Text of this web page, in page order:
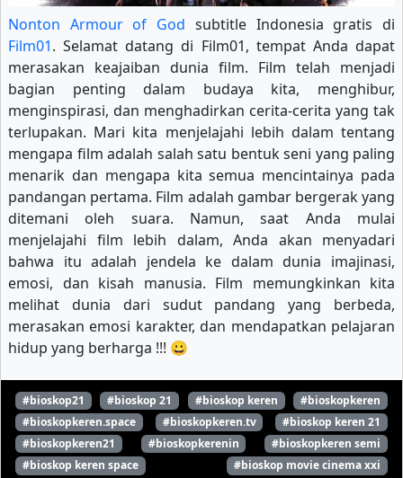
Nonton Armour of God subtitle Indonesia gratis di
Film01. Selamat datang di Film01, tempat Anda dapat
merasakan keajaiban dunia film. Film telah menjadi
bagian penting dalam budaya kita, menghibur,
menginspirasi, dan menghadirkan cerita-cerita yang tak
terlupakan. Mari kita menjelajahi lebih dalam tentang
mengapa film adalah salah satu bentuk seni yang paling
menarik dan mengapa kita semua mencintainya pada
pandangan pertama. Film adalah gambar bergerak yang
ditemani oleh suara. Namun, saat Anda mulai
menjelajahi film lebih dalam, Anda akan menyadari
bahwa itu adalah jendela ke dalam dunia imajinasi,
emosi, dan kisah manusia. Film memungkinkan kita
melihat dunia dari sudut pandang yang berbeda,
merasakan emosi karakter, dan mendapatkan pelajaran
hidup yang berharga !!! 😀
#bioskop21 #bioskop 21 #bioskop keren
#bioskopkeren
#bioskopkeren.space
#bioskopkeren.tv
#bioskop keren 21
#bioskopkeren21
#bioskopkerenin
#bioskopkeren semi
#bioskop keren space
#bioskop movie cinema xxi